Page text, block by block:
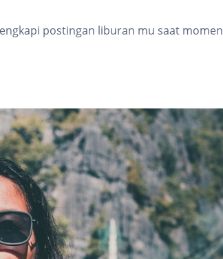
postingan liburan mu saat momen